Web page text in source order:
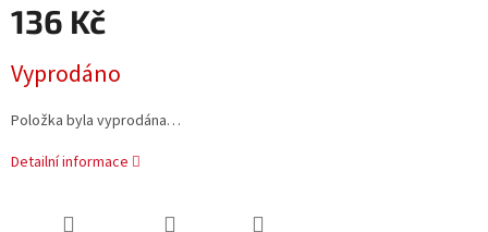
136 Kč
cena:
Vyprodáno
Položka byla vyprodána…
Detailní informace